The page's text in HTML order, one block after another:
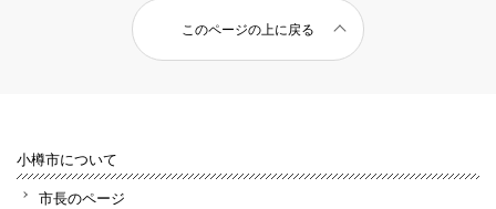
このページの上に戻る
小樽市について
市長のページ